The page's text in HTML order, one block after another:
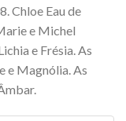
Chloe Eau de
e Michel
e Frésia. As
e Magnólia. As